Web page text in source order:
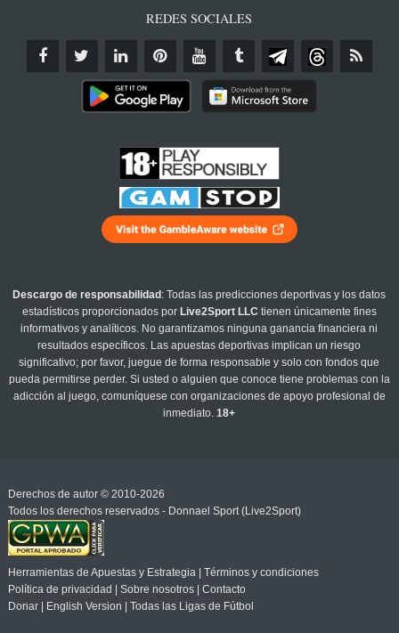
REDES SOCIALES
Descargo de responsabilidad : Todas las predicciones deportivas y los datos
estadísticos proporcionados por Live2Sport LLC tienen únicamente fines
informativos y analíticos. No garantizamos ninguna ganancia financiera ni
resultados específicos. Las apuestas deportivas implican un riesgo
significativo; por favor, juegue de forma responsable y solo con fondos que
pueda permitirse perder. Si usted o alguien que conoce tiene problemas con la
adicción al juego, comuníquese con organizaciones de apoyo profesional de
inmediato.18+
Derechos de autor © 2010-2026
Todos los derechos reservados - Donnael Sport (Live2Sport)
Herramientas de Apuestas y Estrategia| Términos y condiciones
Política de privacidad
Sobre nosotros| Contacto
Donar| English Version Todas las Ligas de Fútbol